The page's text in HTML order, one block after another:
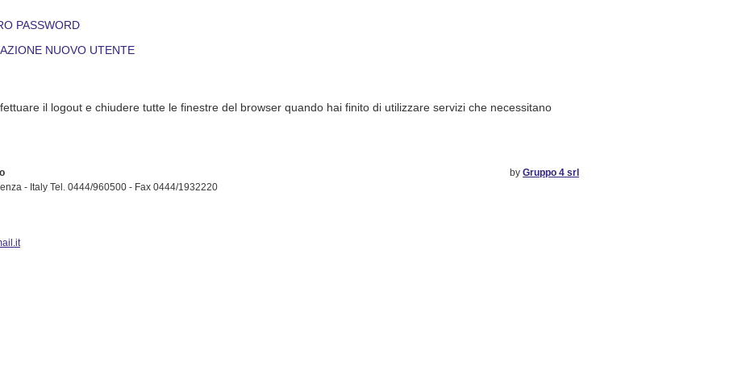
PASSWORD
NUOVO UTENTE
il logout e chiudere tutte le finestre del browser quando hai finito di utilizzare servizi che necessitano
- Italy Tel. 0444/960500 - Fax 0444/1932220
by Gruppo 4 srl